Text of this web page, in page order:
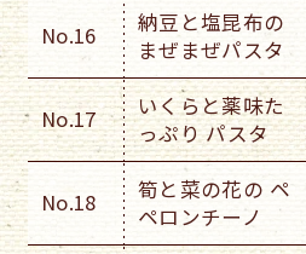
No.16
納豆と塩昆布の
まぜまぜパスタ
No.17
いくらと薬味た
っぷり パスタ
No.18
筍と菜の花の ペ
ペロンチーノ